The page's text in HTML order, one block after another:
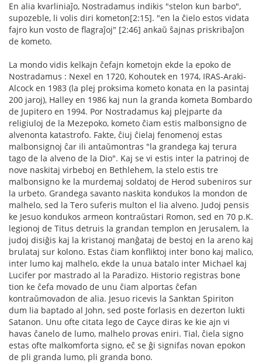
En alia kvarliniaĵo, Nostradamus indikis "stelon kun barbo",
supozeble, li volis diri kometon[2:15]. "en la ĉielo estos vidata
fajro kun vosto de flagraĵoj" [2:46] ankaŭ ŝajnas priskribaĵon
de kometo.
La mondo vidis kelkajn ĉefajn kometojn ekde la epoko de
Nostradamus : Nexel en 1720, Kohoutek en 1974, IRAS-Araki-
Alcock en 1983 (la plej proksima kometo konata en la pasintaj
200 jaroj), Halley en 1986 kaj nun la granda kometa Bombardo
de Jupitero en 1994. Por Nostradamus kaj plejparte da
religiuloj de la Mezepoko, kometo ĉiam estis malbonsigno de
alvenonta katastrofo. Fakte, ĉiuj ĉielaj fenomenoj estas
malbonsignoj ĉar ili antaŭmontras "la grandega kaj terura
tago de la alveno de la Dio". Kaj se vi estis inter la patrinoj de
nove naskitaj virbeboj en Bethlehem, la stelo estis tre
malbonsigno ke la murdemaj soldatoj de Herod subeniros sur
la urbeto. Grandega savanto naskita kondukos la mondon de
malhelo, sed la Tero suferis multon el lia alveno. Judoj pensis
ke Jesuo kondukos armeon kontraŭstari Romon, sed en 70 p.K.
legionoj de Titus detruis la grandan templon en Jerusalem, la
judoj disiĝis kaj la kristanoj manĝataj de bestoj en la areno kaj
brulataj sur kolono. Estas ĉiam konfliktoj inter bono kaj malico,
inter lumo kaj malhelo, ekde la unua batalo inter Michael kaj
Lucifer por mastrado al la Paradizo. Historio registras bone
tion ke ĉefa movado de unu ĉiam alportas ĉefan
kontraŭmovadon de alia. Jesuo ricevis la Sanktan Spiriton
dum lia baptado al John, sed poste forlasis en dezerton lukti
Satanon. Unu ofte citata lego de Cayce diras ke kie ajn vi
havas ĉanelo de lumo, malhelo provas eniri. Tial, ĉiela signo
estas ofte malkomforta signo, eĉ se ĝi signifas novan epokon
de pli granda lumo, pli granda bono.